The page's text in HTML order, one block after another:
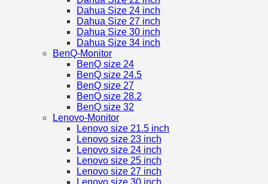
Dahua Size 24 inch
Dahua Size 27 inch
Dahua Size 30 inch
Dahua Size 34 inch
BenQ-Monitor
BenQ size 24
BenQ size 24.5
BenQ size 27
BenQ size 28.2
BenQ size 32
Lenovo-Monitor
Lenovo size 21.5 inch
Lenovo size 23 inch
Lenovo size 24 inch
Lenovo size 25 inch
Lenovo size 27 inch